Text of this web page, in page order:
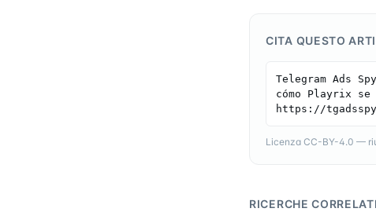
CITA QUESTO
Telegram Ads
cómo Playrix se
https://
Licenza CC-BY-4.0 —
RICERCHE